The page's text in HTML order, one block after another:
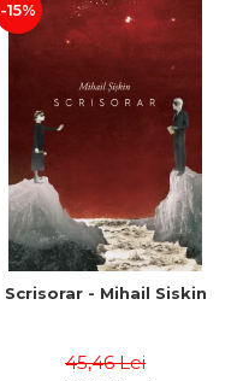
-15%
Scrisorar - Mihail Siskin
45,46 Lei